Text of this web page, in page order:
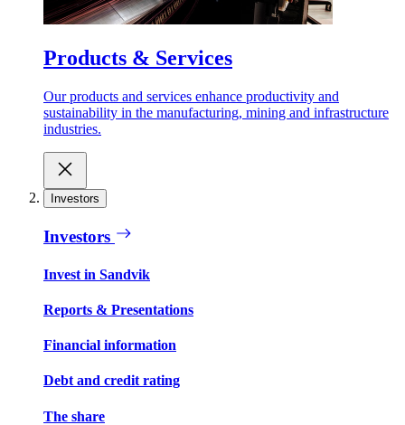
Products & Services
Our products and services enhance productivity and
sustainability in the manufacturing, mining and infrastructure
industries.
Investors
Investors
Invest in Sandvik
Reports & Presentations
Financial information
Debt and credit rating
The share